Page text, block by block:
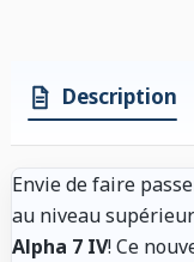
Description
Envie de faire
au niveau
Alpha 7 IV! Ce